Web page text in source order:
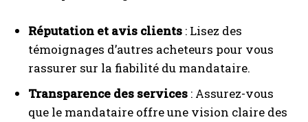
Réputation et avis clients : Lisez des
témoignages d’autres acheteurs pour vous
rassurer sur la fiabilité du mandataire.
Transparence des services : Assurez-vous
que le mandataire offre une vision claire des